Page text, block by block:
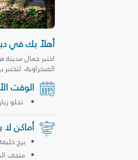
أهلاً بك في
اختبر جمال مدينة
الصحراوية،
الوقت
.تحلو
أماكن لا
برج
متحف